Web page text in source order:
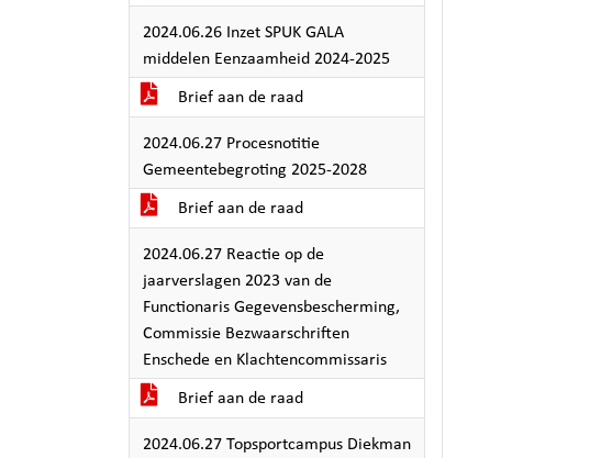
2024.06.26 Inzet SPUK GALA
middelen Eenzaamheid 2024-2025
Brief aan de raad
2024.06.27 Procesnotitie
Gemeentebegroting 2025-2028
Brief aan de raad
2024.06.27 Reactie op de
jaarverslagen 2023 van de
Functionaris Gegevensbescherming,
Commissie Bezwaarschriften
Enschede en Klachtencommissaris
Brief aan de raad
2024.06.27 Topsportcampus Diekman